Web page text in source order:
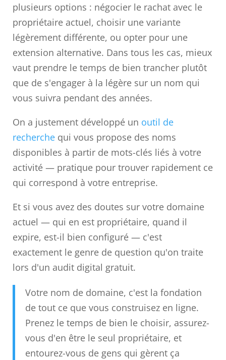
plusieurs options : négocier le rachat avec le
propriétaire actuel, choisir une variante
légèrement différente, ou opter pour une
extension alternative. Dans tous les cas, mieux
vaut prendre le temps de bien trancher plutôt
que de s'engager à la légère sur un nom qui
vous suivra pendant des années.
On a justement développé un outil de
recherche qui vous propose des noms
disponibles à partir de mots-clés liés à votre
activité — pratique pour trouver rapidement ce
qui correspond à votre entreprise.
Et si vous avez des doutes sur votre domaine
actuel — qui en est propriétaire, quand il
expire, est-il bien configuré — c'est
exactement le genre de question qu'on traite
lors d'un audit digital gratuit.
Votre nom de domaine, c'est la fondation
de tout ce que vous construisez en ligne.
Prenez le temps de bien le choisir, assurez-
vous d'en être le seul propriétaire, et
entourez-vous de gens qui gèrent ça